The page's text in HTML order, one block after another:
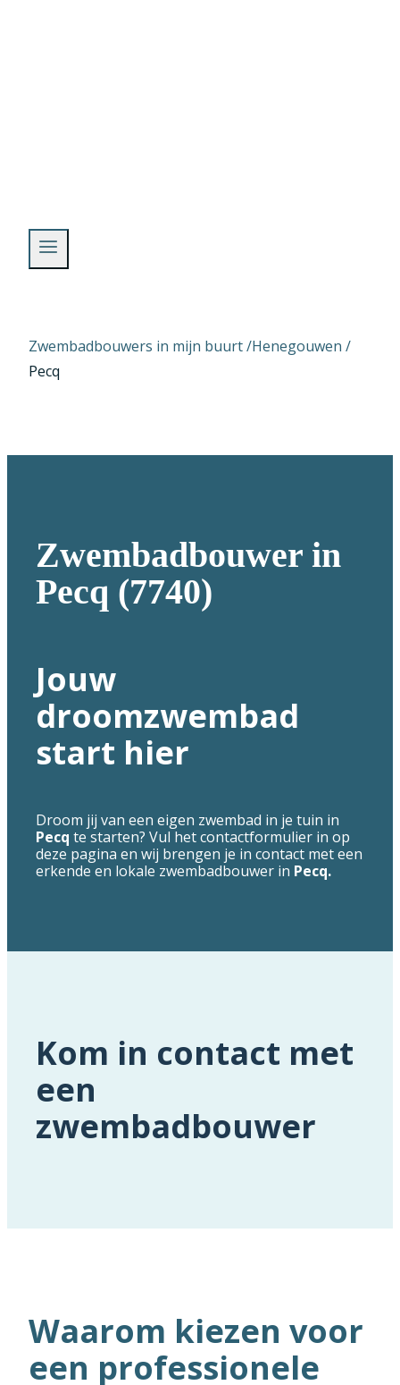
Zwembadbouwers in mijn buurt /Henegouwen /
Pecq
Zwembadbouwer in
Pecq (7740)
Jouw
droomzwembad
start hier
Droom jij van een eigen zwembad in je tuin in
Pecq te starten? Vul het contactformulier in op
deze pagina en wij brengen je in contact met een
erkende en lokale zwembadbouwer in Pecq.
Kom in contact met
een
zwembadbouwer
Waarom kiezen voor
een professionele